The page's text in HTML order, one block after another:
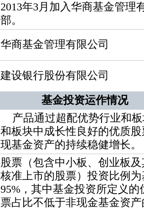
2013年3月加入华商基金管理
部。
华商基金管理有限公司
建设银行股份有限公司
基金投资运作情况
产品通过超配优势行业和
和板块中成长性良好的优质
现基金资产的持续稳健增长。
股票（包含中小板、创业板
核准上市的股票）投资比例
95%，其中基金投资所定义
票占比不低于非现金基金资